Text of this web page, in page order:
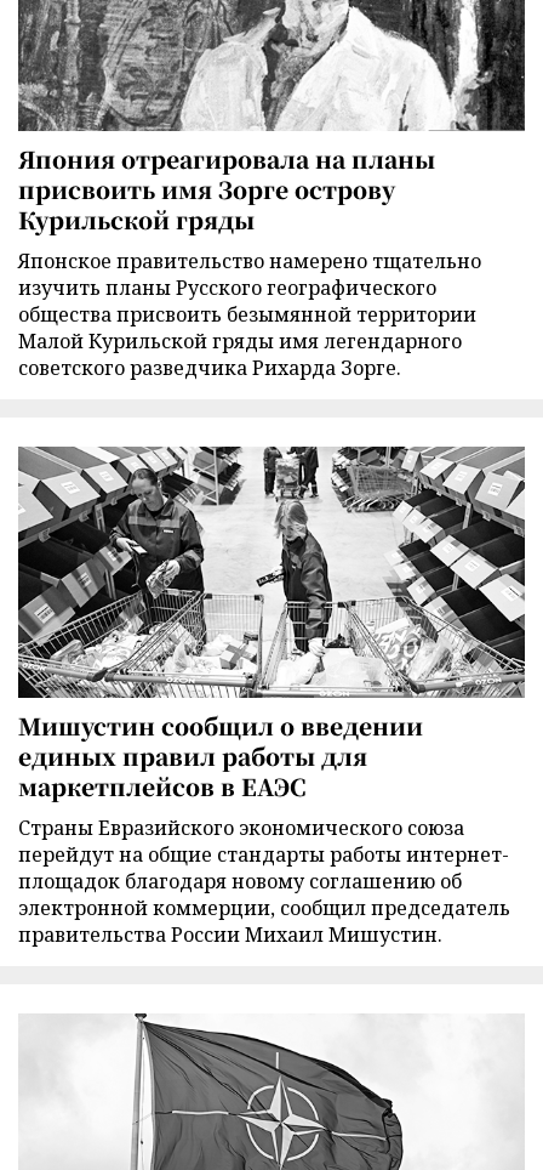
Япония отреагировала на планы
присвоить имя Зорге острову
Курильской гряды
Японское правительство намерено тщательно
изучить планы Русского географического
общества присвоить безымянной территории
Малой Курильской гряды имя легендарного
советского разведчика Рихарда Зорге.
Мишустин сообщил о введении
единых правил работы для
маркетплейсов в ЕАЭС
Страны Евразийского экономического союза
перейдут на общие стандарты работы интернет-
площадок благодаря новому соглашению об
электронной коммерции, сообщил председатель
правительства России Михаил Мишустин.